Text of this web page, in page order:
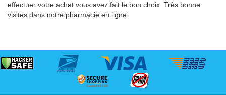
effectuer votre achat vous avez fait le bon choix. Très bonne
visites dans notre pharmacie en ligne.